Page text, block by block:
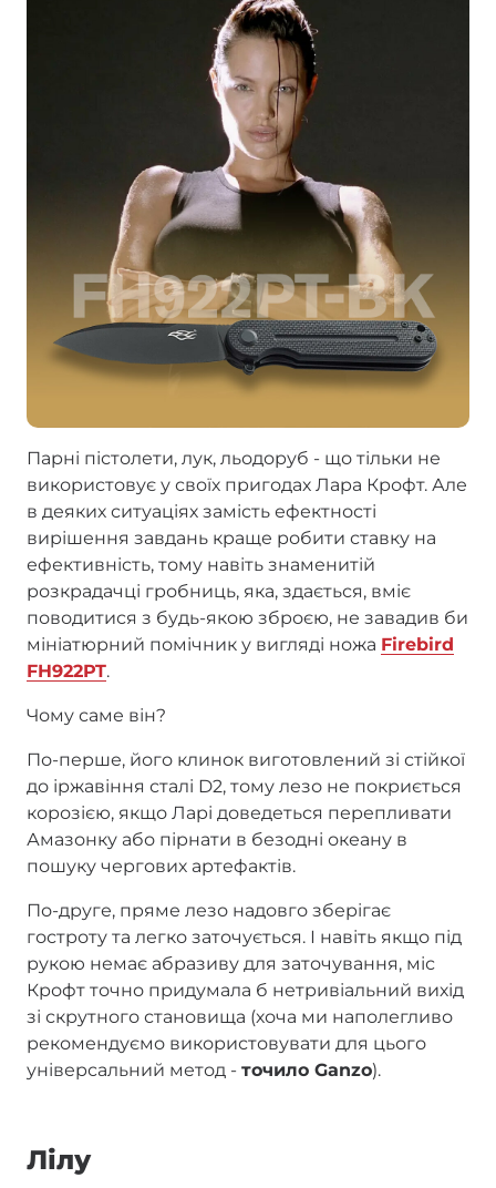
Парні пістолети, лук, льодоруб - що тільки не
використовує у своїх пригодах Лара Крофт. Але
в деяких ситуаціях замість ефектності
вирішення завдань краще робити ставку на
ефективність, тому навіть знаменитій
розкрадачці гробниць, яка, здається, вміє
поводитися з будь-якою зброєю, не завадив би
мініатюрний помічник у вигляді ножа Firebird
FH922PT.
Чому саме він?
По-перше, його клинок виготовлений зі стійкої
до іржавіння сталі D2, тому лезо не покриється
корозією, якщо Ларі доведеться перепливати
Амазонку або пірнати в безодні океану в
пошуку чергових артефактів.
По-друге, пряме лезо надовго зберігає
гостроту та легко заточується. І навіть якщо під
рукою немає абразиву для заточування, міс
Крофт точно придумала б нетривіальний вихід
зі скрутного становища (хоча ми наполегливо
рекомендуємо використовувати для цього
універсальний метод - точило Ganzo).
Лілу